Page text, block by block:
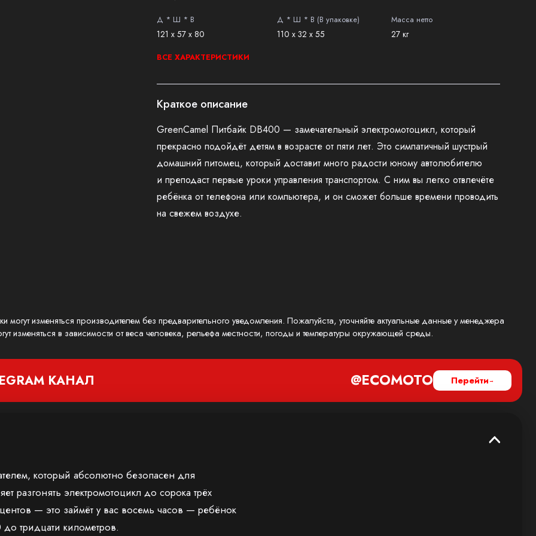
Д * Ш * В
121 х 57 х 80
Д * Ш * В (В упаковке)
110 х 32 х 55
Масса нетто
27 кг
ВСЕ ХАРАКТЕРИСТИКИ
Краткое описание
GreenCamel Питбайк DB400 — замечательный электромотоцикл, который
прекрасно подойдёт детям в возрасте от пяти лет. Это симпатичный шустрый
домашний питомец, который доставит много радости юному автолюбителю
и преподаст первые уроки управления транспортом. С ним вы легко отвлечёте
ребёнка от телефона или компьютера, и он сможет больше времени проводить
на свежем воздухе.
могут изменяться производителем без предварительного уведомления. Пожалуйста, уточняйте актуальные данные у менеджера
изменяться в зависимости от веса человека, рельефа местности, погоды и температуры окружающей среды.
КАНАЛ @ECOMOTO Перейти
который абсолютно безопасен для
электромотоцикл до сорока трёх
— это займёт у вас восемь часов — ребёнок
тридцати километров.